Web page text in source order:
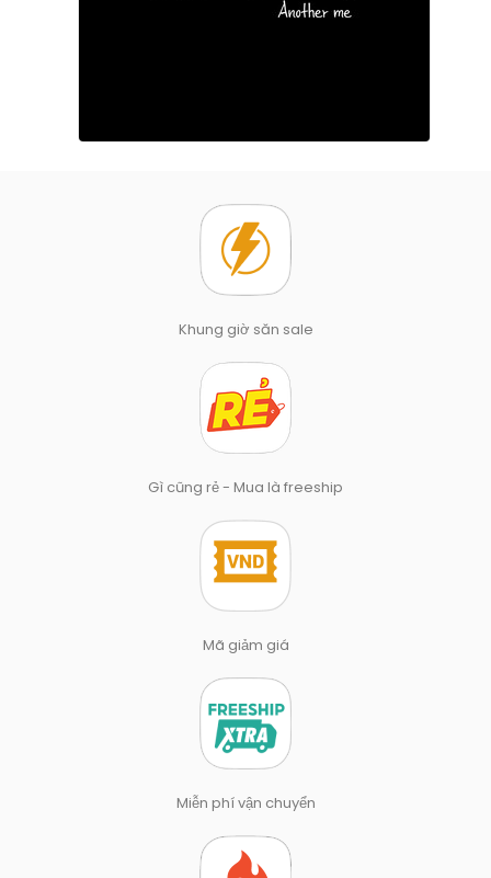
Khung giờ săn sale
Gì cũng rẻ - Mua là freeship
Mã giảm giá
Miễn phí vận chuyển